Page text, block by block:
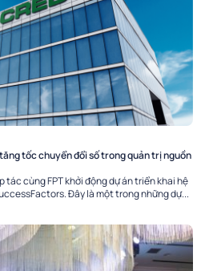
tăng tốc chuyển đổi số trong quản trị nguồn
tác cùng FPT khởi động dự án triển khai hệ
Đây là một trong những dự...